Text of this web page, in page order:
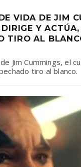
VIDA DE JIM
Y ACTÚA,
TIRO AL
Jim Cummings, el
tiro al blanco.